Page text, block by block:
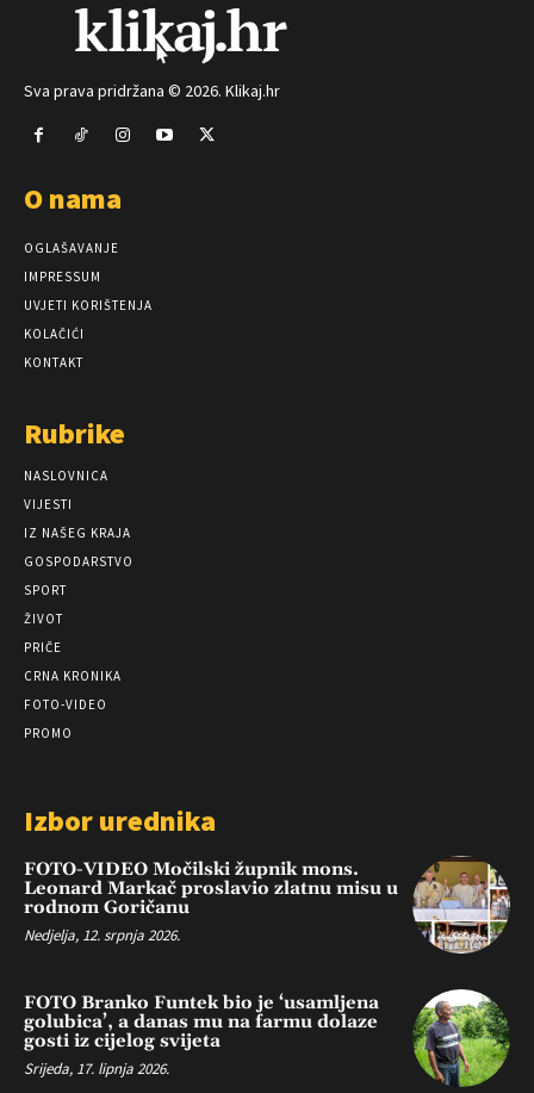
Sva prava pridržana © 2026. Klikaj.hr
O nama
OGLAŠAVANJE
IMPRESSUM
UVJETI KORIŠTENJA
KOLAČIĆI
KONTAKT
Rubrike
NASLOVNICA
VIJESTI
IZ NAŠEG KRAJA
GOSPODARSTVO
SPORT
ŽIVOT
PRIČE
CRNA KRONIKA
FOTO-VIDEO
PROMO
Izbor urednika
FOTO-VIDEO Močilski župnik mons.
Leonard Markač proslavio zlatnu misu u
rodnom Goričanu
Nedjelja, 12. srpnja 2026.
FOTO Branko Funtek bio je ‘usamljena
golubica’, a danas mu na farmu dolaze
gosti iz cijelog svijeta
Srijeda, 17. lipnja 2026.